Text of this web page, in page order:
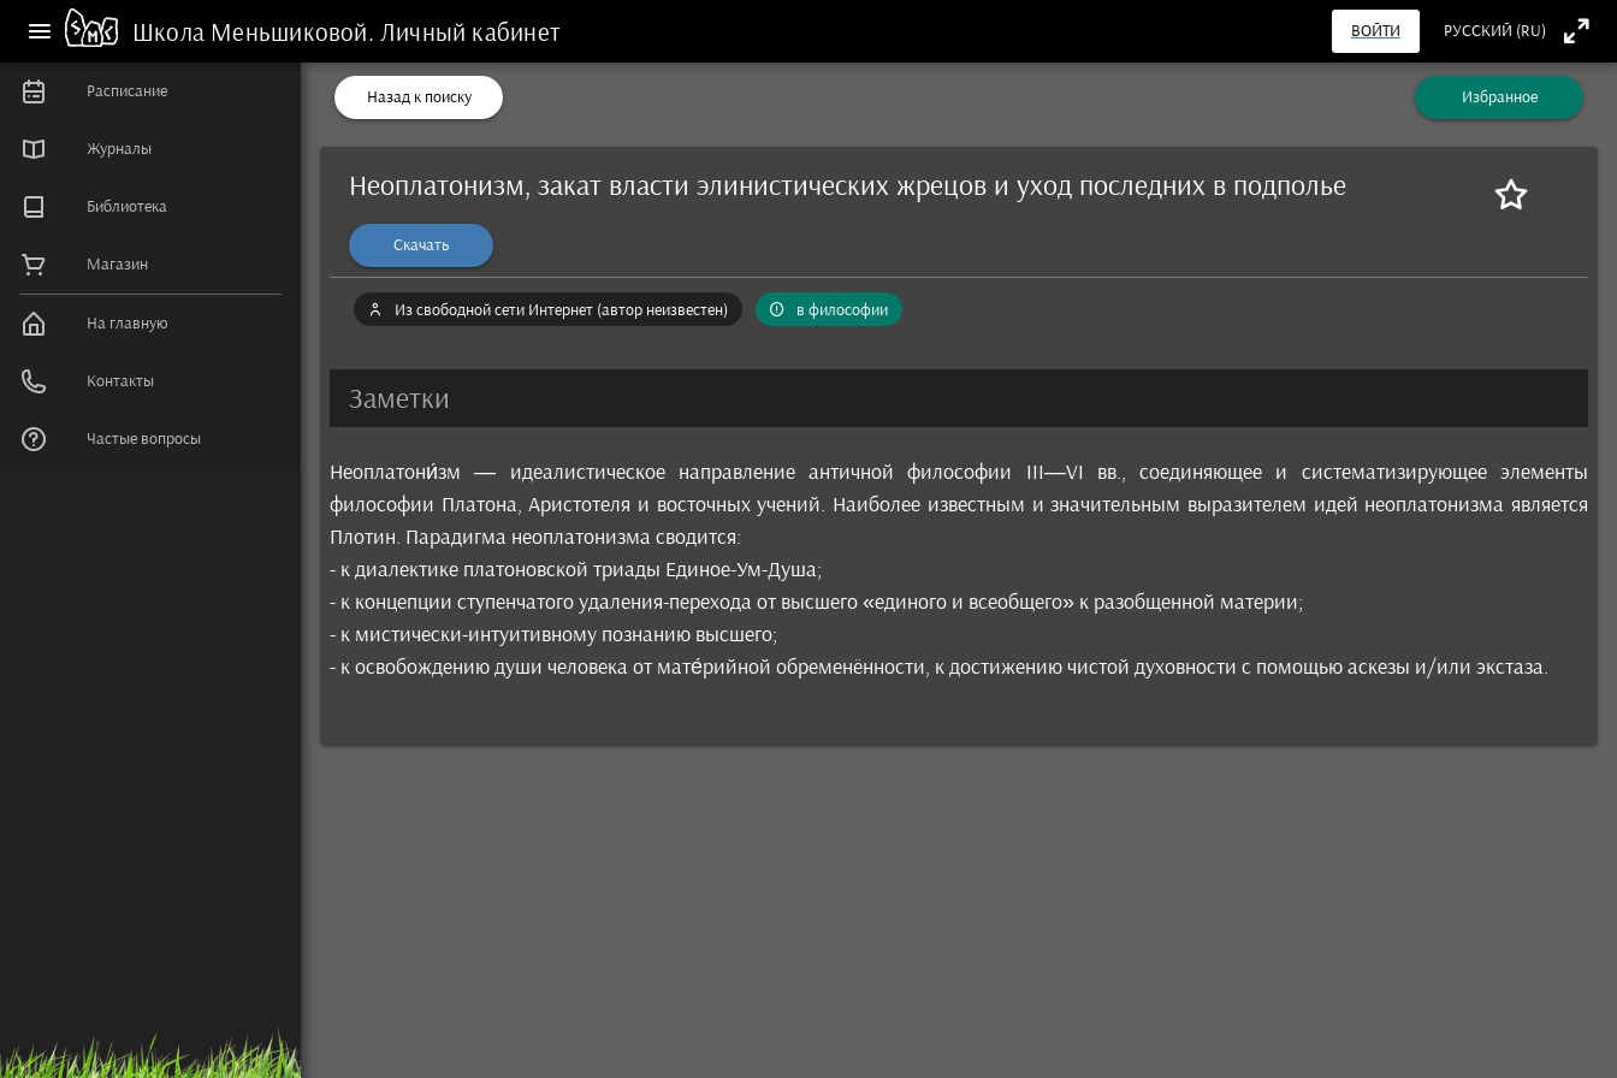
Школа Меньшиковой. Личный кабинет ВОЙТИ РУССКИЙ (RU)
Расписание
Журналы
Библиотека
Магазин
На главную
Контакты
Частые вопросы
Назад к поиску Избранное
Неоплатонизм, закат власти элинистических жрецов и уход последних в подполье
Скачать
Из свободной сети Интернет (автор неизвестен) в философии
Заметки
Неоплатони́зм — идеалистическое направление античной философии III—VI вв., соединяющее и систематизирующее элементы
философии Платона, Аристотеля и восточных учений. Наиболее известным и значительным выразителем идей неоплатонизма является
Плотин. Парадигма неоплатонизма сводится:
- к диалектике платоновской триады Единое-Ум-Душа;
- к концепции ступенчатого удаления-перехода от высшего «единого и всеобщего» к разобщенной материи;
- к мистически-интуитивному познанию высшего;
- к освобождению души человека от мате́рийной обременённости, к достижению чистой духовности с помощью аскезы и/или экстаза.